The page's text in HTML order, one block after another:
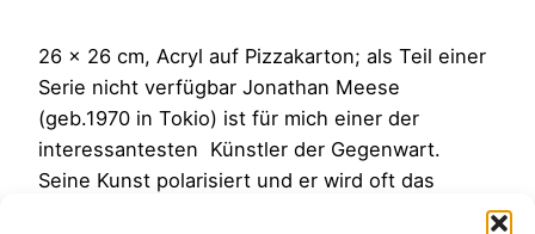
26 x 26 cm, Acryl auf Pizzakarton; als Teil einer
Serie nicht verfügbar Jonathan Meese
(geb.1970 in Tokio) ist für mich einer der
interessantesten Künstler der Gegenwart.
Seine Kunst polarisiert und er wird oft das